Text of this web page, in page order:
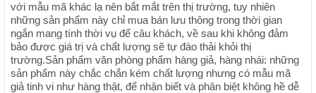
với mẫu mã khác lạ nên bắt mắt trên thị trường, tuy nhiên
những sản phẩm này chỉ mua bán lưu thông trong thời gian
ngắn mang tính thời vụ để câu khách, về sau khi không đảm
bảo được giá trị và chất lượng sẽ tự đào thải khỏi thị
trường.Sản phẩm văn phòng phẩm hàng giả, hàng nhái: những
sản phẩm này chắc chắn kém chất lượng nhưng có mẫu mã
giả tinh vi như hàng thật, để nhận biết và phân biệt không hề dễ